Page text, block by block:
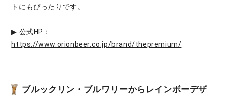
トにもぴったりです。
▶ 公式HP：
https://www.orionbeer.co.jp/brand/thepremium/
ブルックリン・ブルワリーからレインボーデザ